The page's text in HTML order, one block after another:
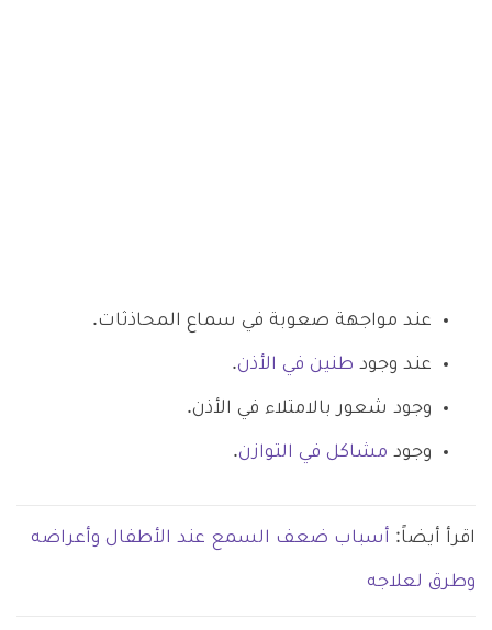
عند مواجهة صعوبة في سماع المحاذثات.
عند وجود طنين في الأذن.
وجود شعور بالامتلاء في الأذن.
وجود مشاكل في التوازن.
اقرأ أيضاً: أسباب ضعف السمع عند الأطفال وأعراضه
وطرق لعلاجه